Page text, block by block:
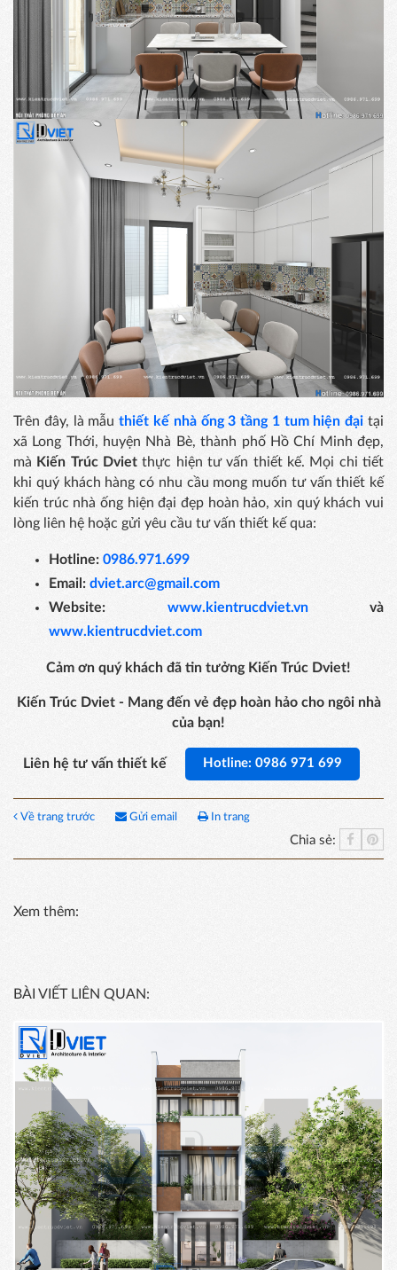
Trên đây, là mẫuthiết kế nhà ống 3 tầng 1 tum hiện đại tại
xã Long Thới, huyện Nhà Bè, thành phố Hồ Chí Minh đẹp,
mà Kiến Trúc Dviet thực hiện tư vấn thiết kế. Mọi chi tiết
khi quý khách hàng có nhu cầu mong muốn tư vấn thiết kế
kiến trúc nhà ống hiện đại đẹp hoàn hảo, xin quý khách vui
lòng liên hệ hoặc gửi yêu cầu tư vấn thiết kế qua:
Hotline: 0986.971.699
Email: dviet.arc@gmail.com
Website: www.kientrucdviet.vnvà
www.kientrucdviet.com
Cảm ơn quý khách đã tin tưởng Kiến Trúc Dviet!
Kiến Trúc Dviet - Mang đến vẻ đẹp hoàn hảo cho ngôi nhà
của bạn!
Liên hệ tư vấn thiết kế Hotline: 0986 971 699
Về trang trước Gửi email In trang
Chia sẻ:
Xem thêm:
BÀI VIẾT LIÊN QUAN: